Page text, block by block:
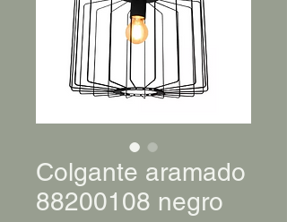
Colgante aramado
88200108 negro